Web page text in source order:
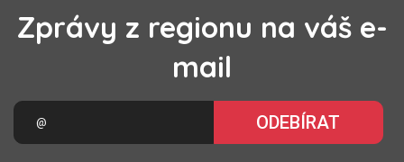
Zprávy z regionu na váš e-
mail
ODEBÍRAT